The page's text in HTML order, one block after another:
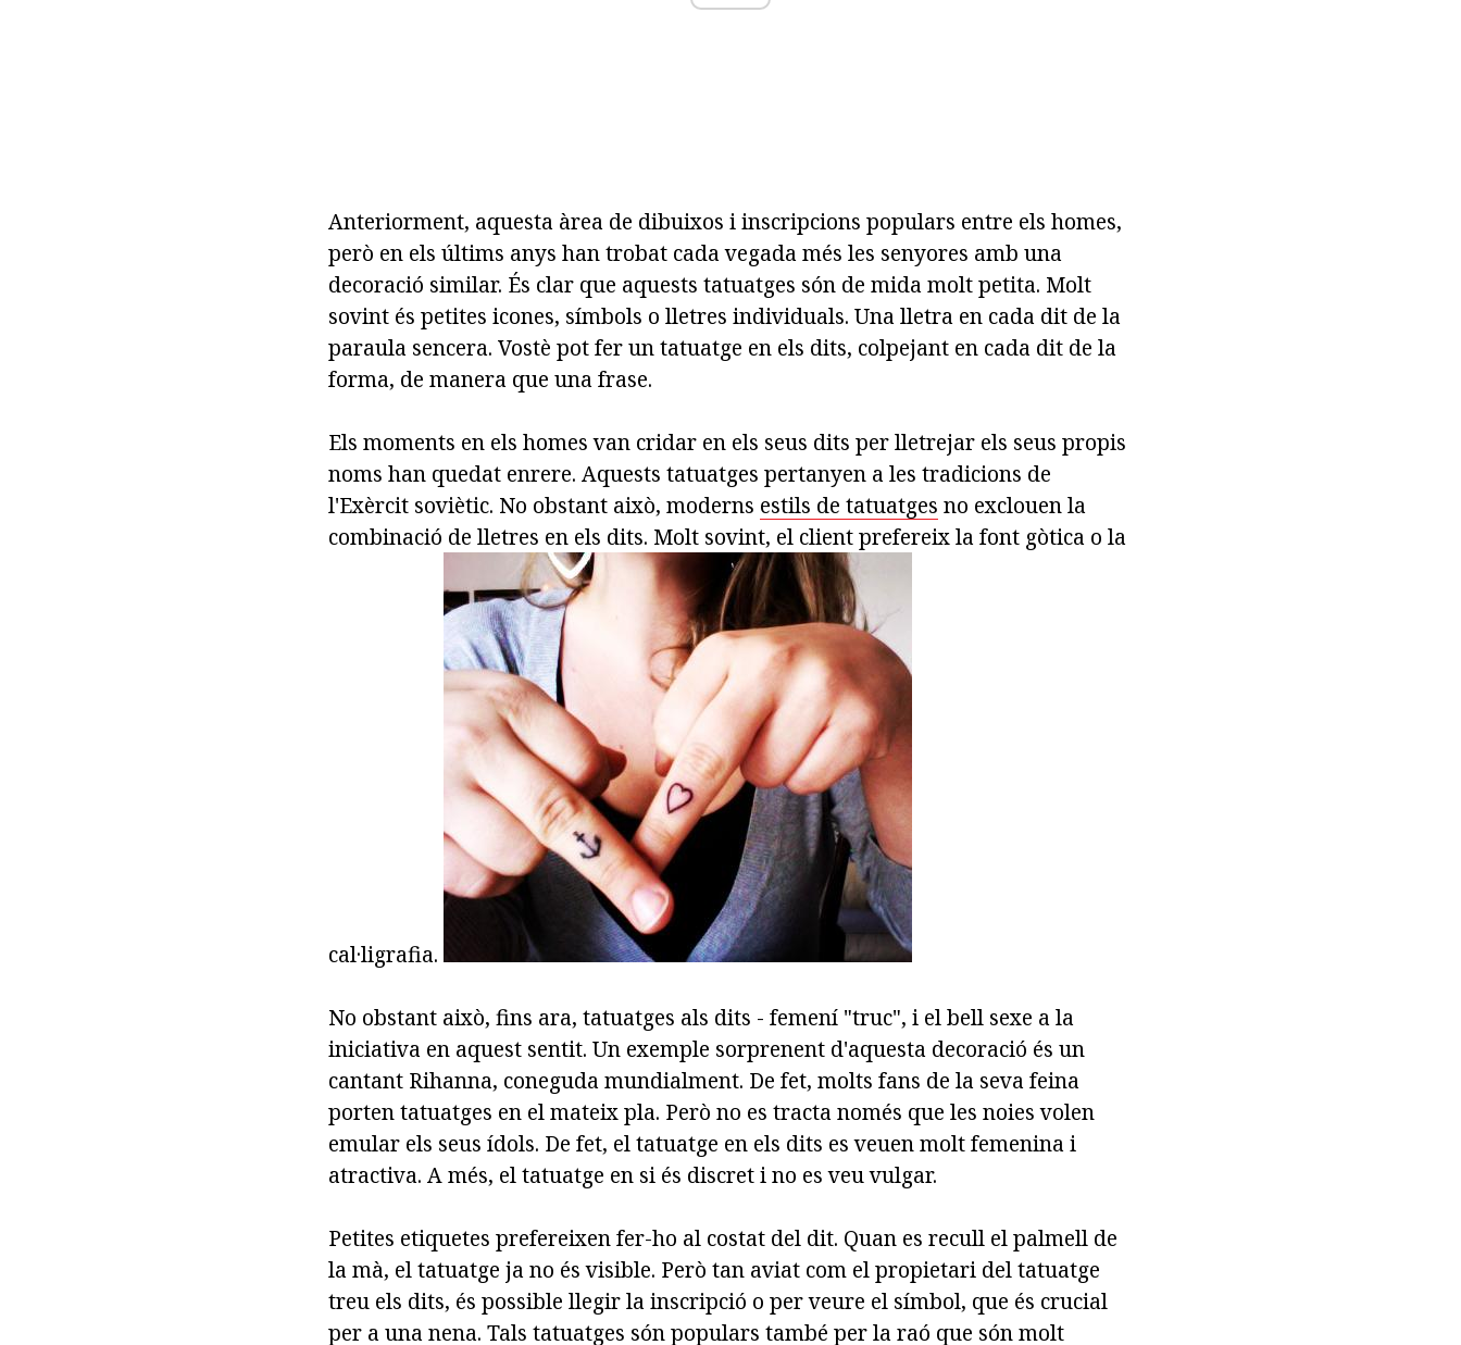
Anteriorment, aquesta àrea de dibuixos i inscripcions populars entre els homes,
però en els últims anys han trobat cada vegada més les senyores amb una
decoració similar. És clar que aquests tatuatges són de mida molt petita. Molt
sovint és petites icones, símbols o lletres individuals. Una lletra en cada dit de la
paraula sencera. Vostè pot fer un tatuatge en els dits, colpejant en cada dit de la
forma, de manera que una frase.
Els moments en els homes van cridar en els seus dits per lletrejar els seus propis
noms han quedat enrere. Aquests tatuatges pertanyen a les tradicions de
l'Exèrcit soviètic. No obstant això, moderns estils de tatuatges no exclouen la
combinació de lletres en els dits. Molt sovint, el client prefereix la font gòtica o la
cal·ligrafia.
No obstant això, fins ara, tatuatges als dits - femení "truc", i el bell sexe a la
iniciativa en aquest sentit. Un exemple sorprenent d'aquesta decoració és un
cantant Rihanna, coneguda mundialment. De fet, molts fans de la seva feina
porten tatuatges en el mateix pla. Però no es tracta només que les noies volen
emular els seus ídols. De fet, el tatuatge en els dits es veuen molt femenina i
atractiva. A més, el tatuatge en si és discret i no es veu vulgar.
Petites etiquetes prefereixen fer-ho al costat del dit. Quan es recull el palmell de
la mà, el tatuatge ja no és visible. Però tan aviat com el propietari del tatuatge
treu els dits, és possible llegir la inscripció o per veure el símbol, que és crucial
per a una nena. Tals tatuatges són populars també per la raó que són molt